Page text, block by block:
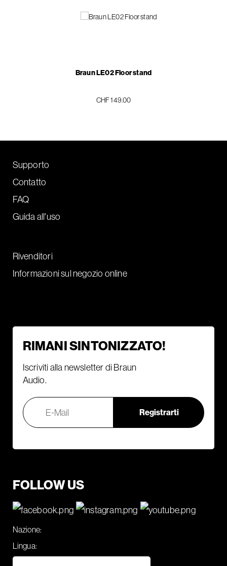
Braun LE02 Floor stand
CHF 149.00
Supporto
Contatto
FAQ
Guida all'uso
Rivenditori
Informazioni sul negozio online
RIMANI SINTONIZZATO!
Iscriviti alla newsletter di Braun
Audio.
FOLLOW US
Nazione:
Lingua: